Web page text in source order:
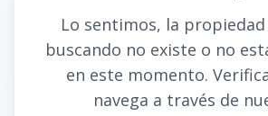
Lo sentimos, la
buscando no existe o no
en este momento.
navega a través de